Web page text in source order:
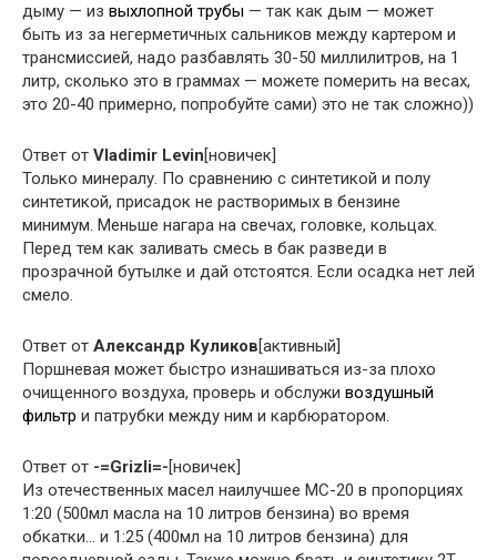
дыму — из выхлопной трубы — так как дым — может
быть из за негерметичных сальников между картером и
трансмиссией, надо разбавлять 30-50 миллилитров, на 1
литр, сколько это в граммах — можете померить на весах,
это 20-40 примерно, попробуйте сами) это не так сложно))
Ответ от Vladimir Levin[новичек]
Только минералу. По сравнению с синтетикой и полу
синтетикой, присадок не растворимых в бензине
минимум. Меньше нагара на свечах, головке, кольцах.
Перед тем как заливать смесь в бак разведи в
прозрачной бутылке и дай отстоятся. Если осадка нет лей
смело.
Ответ от Александр Куликов[активный]
Поршневая может быстро изнашиваться из-за плохо
очищенного воздуха, проверь и обслужи воздушный
фильтр и патрубки между ним и карбюратором.
Ответ от -=Grizli=-[новичек]
Из отечественных масел наилучшее МС-20 в пропорциях
1:20 (500мл масла на 10 литров бензина) во время
обкатки… и 1:25 (400мл на 10 литров бензина) для